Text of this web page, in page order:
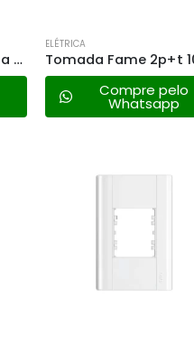
Interruptor Fame 1 Tecla – 0940 Sistema Externo
ELÉTRICA
Compre pelo
Whatsapp